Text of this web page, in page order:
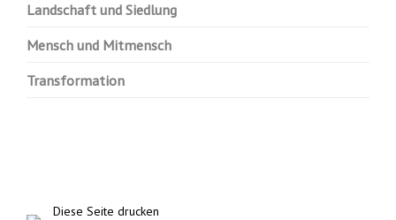
Landschaft und Siedlung
Mensch und Mitmensch
Transformation
Diese Seite drucken